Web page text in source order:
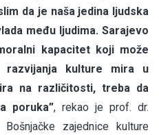
da je naša jedina ljudska
među ljudima. Sarajevo
kapacitet koji može
razvijanja kulture mira u
na različitosti, treba da
poruka”, rekao je prof. dr.
zajednice kulture